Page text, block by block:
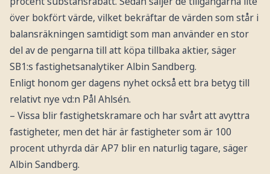
över bokfört värde, vilket bekräftar de värden som står i
balansräkningen samtidigt som man använder en stor
del av de pengarna till att köpa tillbaka aktier, säger
SB1:s fastighetsanalytiker Albin Sandberg.
Enligt honom ger dagens nyhet också ett bra betyg till
relativt nye vd:n Pål Ahlsén.
– Vissa blir fastighetskramare och har svårt att avyttra
fastigheter, men det här är fastigheter som är 100
procent uthyrda där AP7 blir en naturlig tagare, säger
Albin Sandberg.